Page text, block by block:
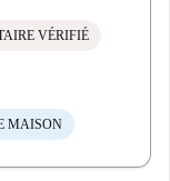
VÉRIFIÉ
MAISON